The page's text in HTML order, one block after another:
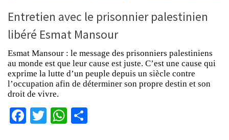
Entretien avec le prisonnier palestinien
libéré Esmat Mansour
Esmat Mansour : le message des prisonniers palestiniens
au monde est que leur cause est juste. C’est une cause qui
exprime la lutte d’un peuple depuis un siècle contre
l’occupation afin de déterminer son propre destin et son
droit de vivre.
Facebook
TwitterWhatsApp